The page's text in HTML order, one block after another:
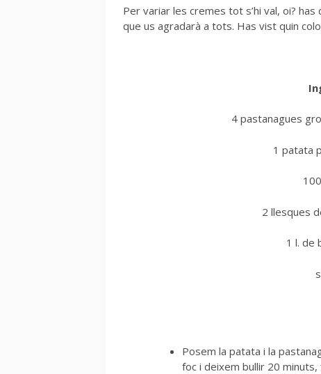
Per variar les cremes tot s’hi val, oi?
que us agradarà a tots. Has vist quin
4 pastanagues
1 patata
2 llesques
1 l. de
Posem la patata i la
foc i deixem bullir 20